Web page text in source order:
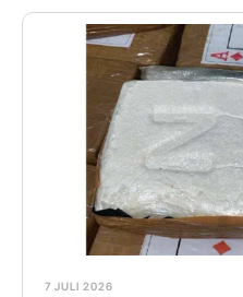
7 JULI 2026